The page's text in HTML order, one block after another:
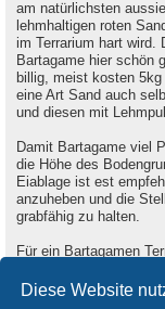
Diese Website
am natürlichsten
lehmhaltigen roten
im Terrarium hart wird.
Bartagame hier schön
billig, meist kosten
eine Art Sand auch
und diesen mit
Damit Bartagame viel
die Höhe des
Eiablage ist est
anzuheben und die
grabfähig zu halten.
Für ein Bartagamen
benötigt.